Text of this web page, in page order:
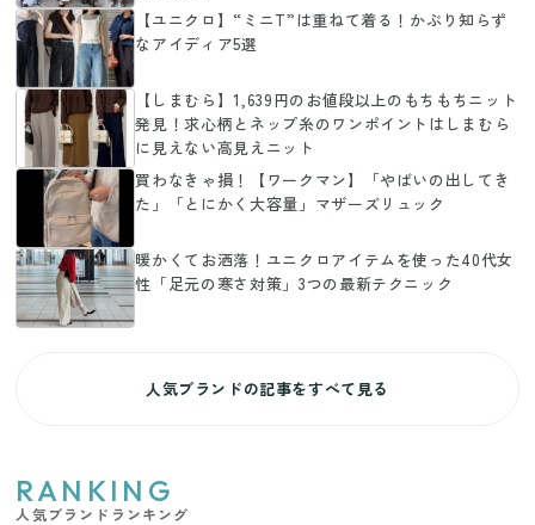
【ユニクロ】“ミニT”は重ねて着る！かぶり知らず
なアイディア5選
【しまむら】1,639円のお値段以上のもちもちニット
発見！求心柄とネップ糸のワンポイントはしまむら
に見えない高見えニット
買わなきゃ損！【ワークマン】「やばいの出してき
た」「とにかく大容量」マザーズリュック
暖かくてお洒落！ユニクロアイテムを使った40代女
性「足元の寒さ対策」3つの最新テクニック
人気ブランドの記事をすべて見る
RANKING
人気ブランドランキング